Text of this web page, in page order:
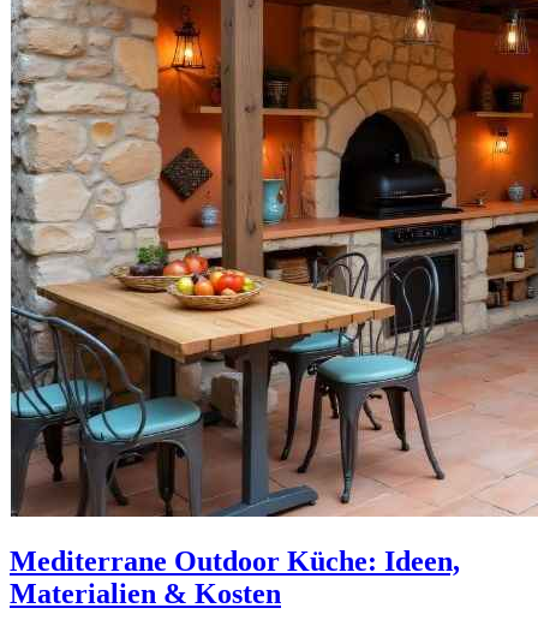
Mediterrane Outdoor Küche: Ideen,
Materialien & Kosten